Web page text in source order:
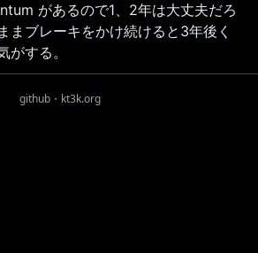
があるので1、2年は大丈夫だろ
まブレーキをかけ続けると3年後く
がする。
github ・ kt3k.org